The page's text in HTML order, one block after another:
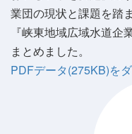
業団の現状と課題を踏
『峡東地域広域水道企
まとめました。
PDFデータ(275KB)を